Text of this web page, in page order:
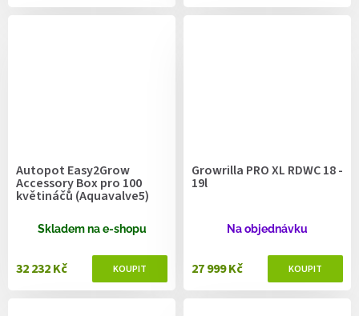
Autopot Easy2Grow
Accessory Box pro 100
květináčů (Aquavalve5)
Skladem na e-shopu
32 232 Kč
Growrilla PRO XL RDWC 18 -
19l
Na objednávku
27 999 Kč